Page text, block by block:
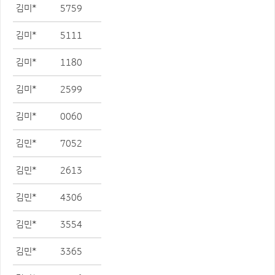
김미* 5759
김미* 5111
김미* 1180
김미* 2599
김미* 0060
김민* 7052
김민* 2613
김민* 4306
김민* 3554
김민* 3365